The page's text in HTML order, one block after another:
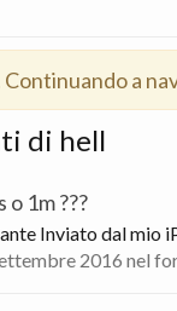
a
di hell
o 1m ???
Inviato dal mio
2016 nel